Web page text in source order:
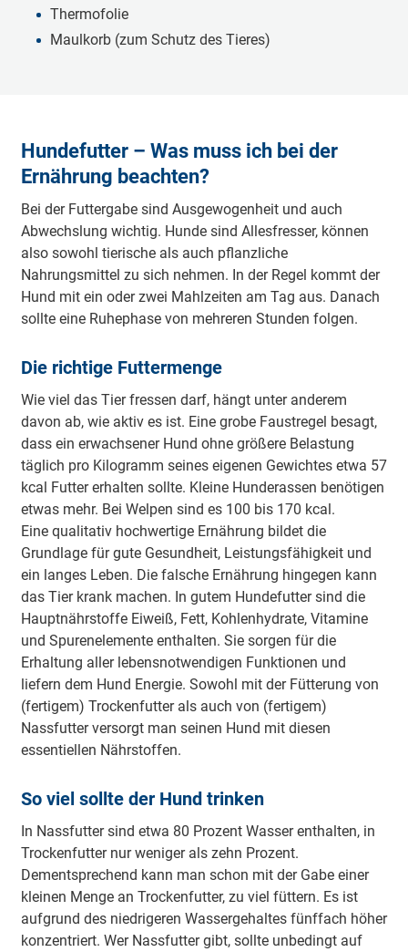
Thermofolie
Maulkorb (zum Schutz des Tieres)
Hundefutter – Was muss ich bei der
Ernährung beachten?
Bei der Futtergabe sind Ausgewogenheit und auch
Abwechslung wichtig. Hunde sind Allesfresser, können
also sowohl tierische als auch pflanzliche
Nahrungsmittel zu sich nehmen. In der Regel kommt der
Hund mit ein oder zwei Mahlzeiten am Tag aus. Danach
sollte eine Ruhephase von mehreren Stunden folgen.
Die richtige Futtermenge
Wie viel das Tier fressen darf, hängt unter anderem
davon ab, wie aktiv es ist. Eine grobe Faustregel besagt,
dass ein erwachsener Hund ohne größere Belastung
täglich pro Kilogramm seines eigenen Gewichtes etwa 57
kcal Futter erhalten sollte. Kleine Hunderassen benötigen
etwas mehr. Bei Welpen sind es 100 bis 170 kcal.
Eine qualitativ hochwertige Ernährung bildet die
Grundlage für gute Gesundheit, Leistungsfähigkeit und
ein langes Leben. Die falsche Ernährung hingegen kann
das Tier krank machen. In gutem Hundefutter sind die
Hauptnährstoffe Eiweiß, Fett, Kohlenhydrate, Vitamine
und Spurenelemente enthalten. Sie sorgen für die
Erhaltung aller lebensnotwendigen Funktionen und
liefern dem Hund Energie. Sowohl mit der Fütterung von
(fertigem) Trockenfutter als auch von (fertigem)
Nassfutter versorgt man seinen Hund mit diesen
essentiellen Nährstoffen.
So viel sollte der Hund trinken
In Nassfutter sind etwa 80 Prozent Wasser enthalten, in
Trockenfutter nur weniger als zehn Prozent.
Dementsprechend kann man schon mit der Gabe einer
kleinen Menge an Trockenfutter, zu viel füttern. Es ist
aufgrund des niedrigeren Wassergehaltes fünffach höher
konzentriert. Wer Nassfutter gibt, sollte unbedingt auf